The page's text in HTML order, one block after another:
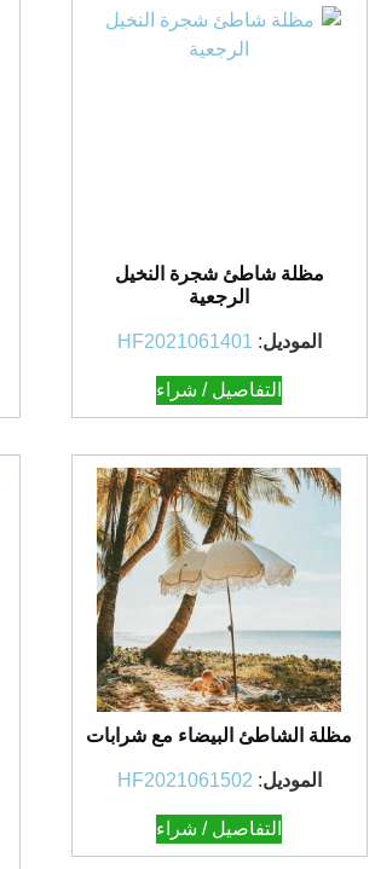
مظلة شاطئ شجرة النخيل
الرجعية
الموديل:
HF2021061401
التفاصيل / شراء
مظلة الشاطئ البيضاء مع شرابات
الموديل:
HF2021061502
التفاصيل / شراء